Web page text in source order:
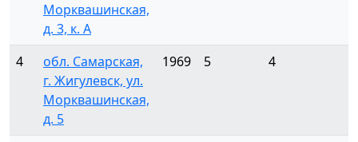
Морквашинская,
д. 3, к. А
4
обл. Самарская,
г. Жигулевск, ул.
Морквашинская,
д. 5
1969 5 4